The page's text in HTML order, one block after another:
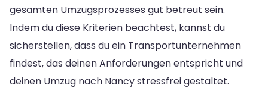
gesamten Umzugsprozesses gut betreut sein.
Indem du diese Kriterien beachtest, kannst du
sicherstellen, dass du ein Transportunternehmen
findest, das deinen Anforderungen entspricht und
deinen Umzug nach Nancy stressfrei gestaltet.